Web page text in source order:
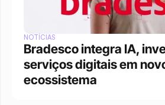
NOTÍCIAS
Bradesco integra IA,
serviços digitais em
ecossistema